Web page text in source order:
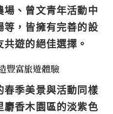
、曾文青年活動中
等，皆擁有完善的設
遊的絕佳選擇。
豐富旅遊體驗
春季美景與活動同樣
麝香木園區的淡紫色